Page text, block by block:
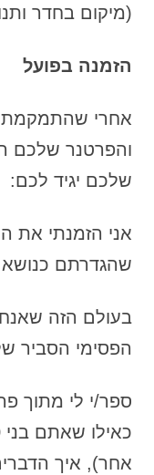
(מיקום בחדר
הזמנה בפועל
אחרי
והפרטנר שלכם
שלכם יגיד לכם:
אני הזמנתי את
שהגדרתם כנושא
בעולם הזה
הפסימי הסביר
אחר), איך